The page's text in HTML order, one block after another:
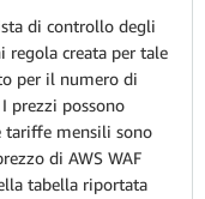
di controllo degli
regola creata per tale
per il numero di
prezzi possono
tariffe mensili sono
di AWS WAF
tabella riportata